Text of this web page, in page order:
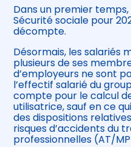
Dans un premier
Sécurité sociale pour
décompte.
Désormais, les salariés
plusieurs de ses
d’employeurs ne sont
l’effectif salarié du
compte pour le calcul
utilisatrice, sauf en ce
des dispositions
risques d’accidents du
professionnelles (AT/